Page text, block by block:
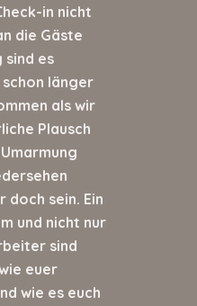
in nicht
die Gäste
es
länger
als wir
Plausch
doch sein. Ein
und nicht nur
sind
euer
wie es euch